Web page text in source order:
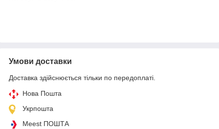
Умови доставки
Доставка здійснюється тільки по передоплаті.
Нова Пошта
Укрпошта
Meest ПОШТА